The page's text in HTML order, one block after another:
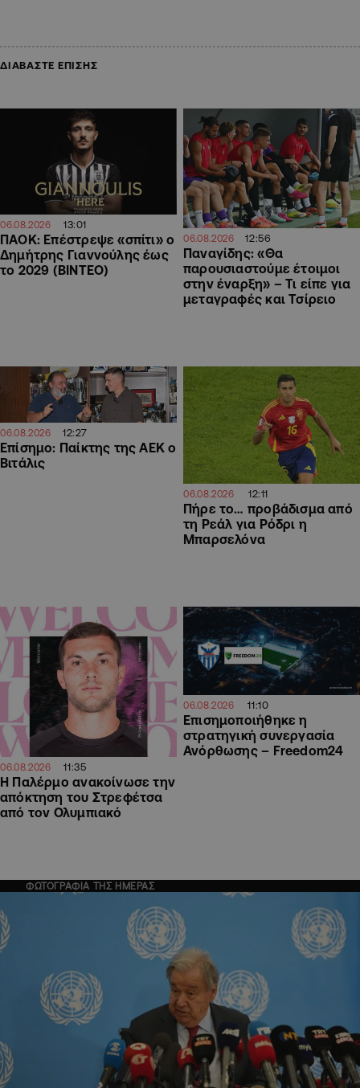
ΔΙΑΒΑΣΤΕ ΕΠΙΣΗΣ
06.08.2026 13:01
ΠΑΟΚ: Επέστρεψε «σπίτι» ο
Δημήτρης Γιαννούλης έως
το 2029 (ΒΙΝΤΕΟ)
06.08.2026 12:56
Παναγίδης: «Θα
παρουσιαστούμε έτοιμοι
στην έναρξη» – Τι είπε για
μεταγραφές και Τσίρειο
06.08.2026 12:27
Επίσημο: Παίκτης της ΑΕΚ ο
Βιτάλις
06.08.2026 12:11
Πήρε το… προβάδισμα από
τη Ρεάλ για Ρόδρι η
Μπαρσελόνα
06.08.2026 11:35
Η Παλέρμο ανακοίνωσε την
απόκτηση του Στρεφέτσα
από τον Ολυμπιακό
06.08.2026 11:10
Επισημοποιήθηκε η
στρατηγική συνεργασία
Ανόρθωσης – Freedom24
ΦΩΤΟΓΡΑΦΙΑ ΤΗΣ ΗΜΕΡΑΣ